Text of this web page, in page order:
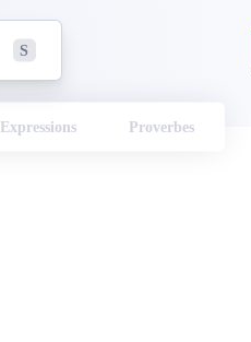
S
Expressions Proverbes